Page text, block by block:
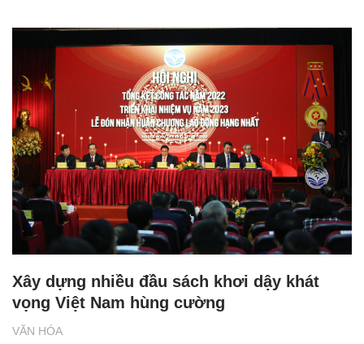
VĂN HÓA
Xây dựng nhiều đầu sách khơi dậy khát
vọng Việt Nam hùng cường